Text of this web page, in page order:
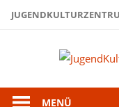
Zum
MENÜ